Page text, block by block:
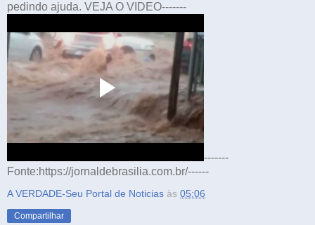
pedindo ajuda. VEJA O VIDEO-------
-------
Fonte:https://jornaldebrasilia.com.br/------
A VERDADE-Seu Portal de Noticias às 05:06
Compartilhar